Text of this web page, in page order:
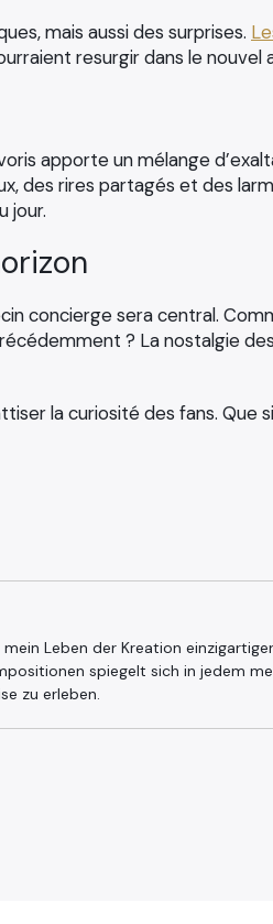
mais aussi des surprises.
resurgir dans le nouvel
apporte un mélange
des rires partagés et des
jour.
concierge sera central.
? La nostalgie
la curiosité des fans. Que
Leben der Kreation
spiegelt sich in jedem
zu erleben.